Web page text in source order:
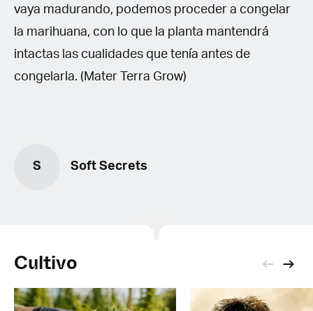
vaya madurando, podemos proceder a congelar
la marihuana, con lo que la planta mantendrá
intactas las cualidades que tenía antes de
congelarla. (Mater Terra Grow)
S Soft Secrets
Cultivo